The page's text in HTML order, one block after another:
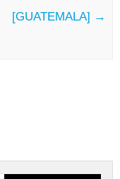
[GUATEMALA] →